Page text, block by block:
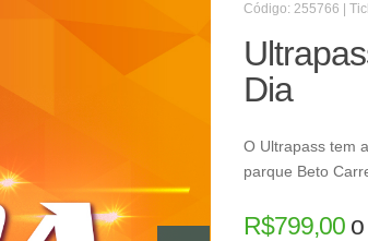
Código: 255766 |
Dia
O Ultrapass tem
parque Beto
R$799,00o